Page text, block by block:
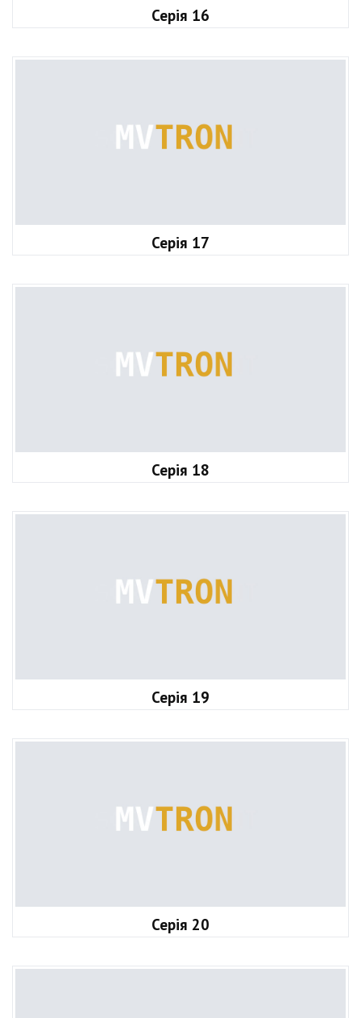
Серія 16
Серія 17
Серія 18
Серія 19
Серія 20